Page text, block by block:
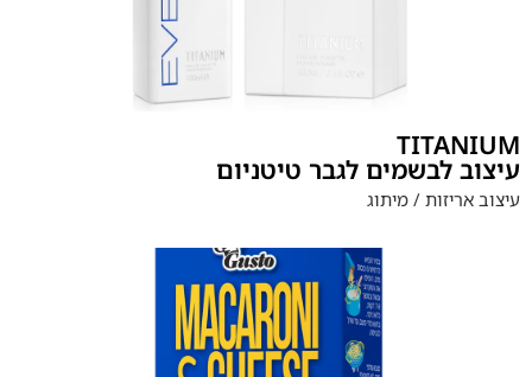
TITANIUM
עיצוב לבשמים לגבר טיטניום
עיצוב אריזות / מיתוג